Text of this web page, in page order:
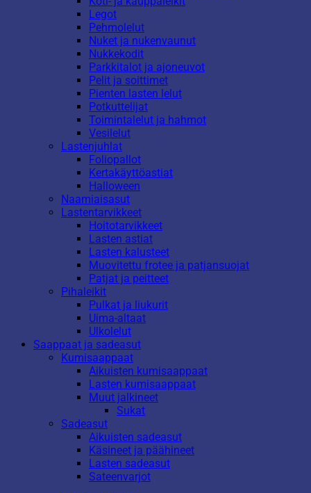
Legot
Pehmolelut
Nuket ja nukenvaunut
Nukkekodit
Parkkitalot ja ajoneuvot
Pelit ja soittimet
Pienten lasten lelut
Potkuttelijat
Toimintalelut ja hahmot
Vesilelut
Lastenjuhlat
Foliopallot
Kertakäyttöastiat
Halloween
Naamiaisasut
Lastentarvikkeet
Hoitotarvikkeet
Lasten astiat
Lasten kalusteet
Muovitettu frotee ja patjansuojat
Patjat ja peitteet
Pihaleikit
Pulkat ja liukurit
Uima-altaat
Ulkolelut
Saappaat ja sadeasut
Kumisaappaat
Aikuisten kumisaappaat
Lasten kumisaappaat
Muut jalkineet
Sukat
Sadeasut
Aikuisten sadeasut
Käsineet ja päähineet
Lasten sadeasut
Sateenvarjot